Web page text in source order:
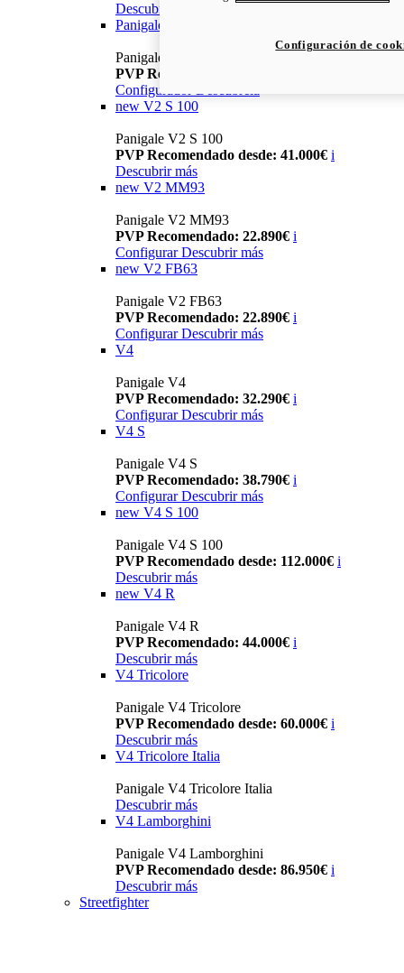
Descubrir más
Panigale V2 / V2 S
Panigale V2
PVP Recomendado: 17.690€
Configurador
new V2 S 100
Panigale V2 S 100
PVP Recomendado desde: 41.000€ i
Descubrir más
new V2 MM93
Panigale V2 MM93
PVP Recomendado: 22.890€ i
Configurar Descubrir más
new V2 FB63
Panigale V2 FB63
PVP Recomendado: 22.890€ i
Configurar Descubrir más
V4
Panigale V4
PVP Recomendado: 32.290€ i
Configurar Descubrir más
V4 S
Panigale V4 S
PVP Recomendado: 38.790€ i
Configurar Descubrir más
new V4 S 100
Panigale V4 S 100
PVP Recomendado desde: 112.000€ i
Descubrir más
new V4 R
Panigale V4 R
PVP Recomendado: 44.000€ i
Descubrir más
V4 Tricolore
Panigale V4 Tricolore
PVP Recomendado desde: 60.000€ i
Descubrir más
V4 Tricolore Italia
Panigale V4 Tricolore Italia
Descubrir más
V4 Lamborghini
Panigale V4 Lamborghini
PVP Recomendado desde: 86.950€ i
Descubrir más
Streetfighter
Configuración de